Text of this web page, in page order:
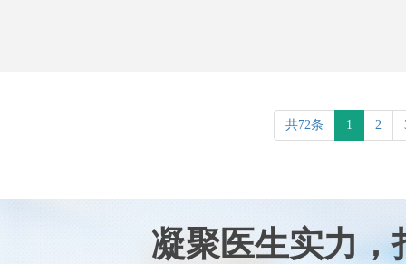
共72条 1 2
凝聚医生实力，